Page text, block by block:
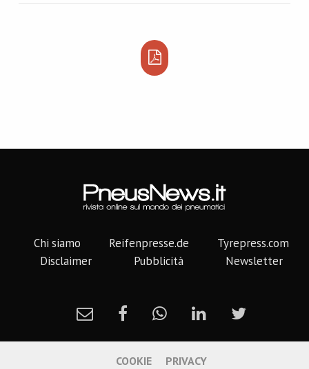
Chi siamo Reifenpresse.de
Tyrepress.com
Disclaimer
Pubblicità Newsletter
COOKIE PRIVACY